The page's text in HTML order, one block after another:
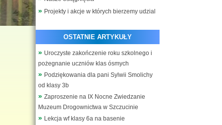
Projekty i akcje w których bierzemy udzial
OSTATNIE ARTYKUŁY
Uroczyste zakończenie roku szkolnego i
pożegnanie uczniów klas ósmych
Podziękowania dla pani Sylwii Smolichy
od klasy 3b
Zaproszenie na IX Nocne Zwiedzanie
Muzeum Drogownictwa w Szczucinie
Lekcja wf klasy 6a na basenie